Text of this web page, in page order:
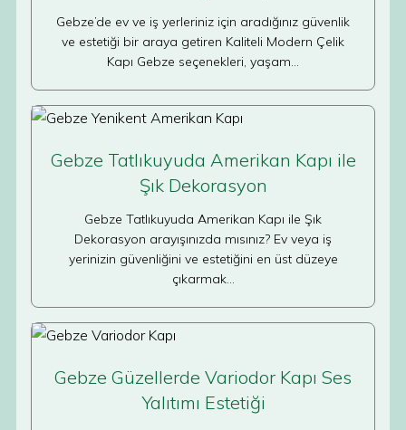
Gebze’de ev ve iş yerleriniz için aradığınız güvenlik
ve estetiği bir araya getiren Kaliteli Modern Çelik
Kapı Gebze seçenekleri, yaşam…
Gebze Tatlıkuyuda Amerikan Kapı ile
Şık Dekorasyon
Gebze Tatlıkuyuda Amerikan Kapı ile Şık
Dekorasyon arayışınızda mısınız? Ev veya iş
yerinizin güvenliğini ve estetiğini en üst düzeye
çıkarmak…
Gebze Güzellerde Variodor Kapı Ses
Yalıtımı Estetiği